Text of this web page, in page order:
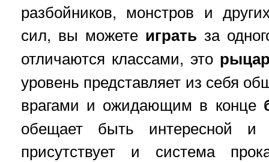
разбойников, монстров и
сил, вы можете играть за
отличаются классами, это
уровень представляет из себя
врагами и ожидающим в конце
обещает быть интересной
присутствует и система